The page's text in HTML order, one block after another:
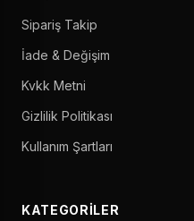
Sipariş Takip
İade & Değişim
Kvkk Metni
Gizlilik Politikası
Kullanım Şartları
KATEGORILER